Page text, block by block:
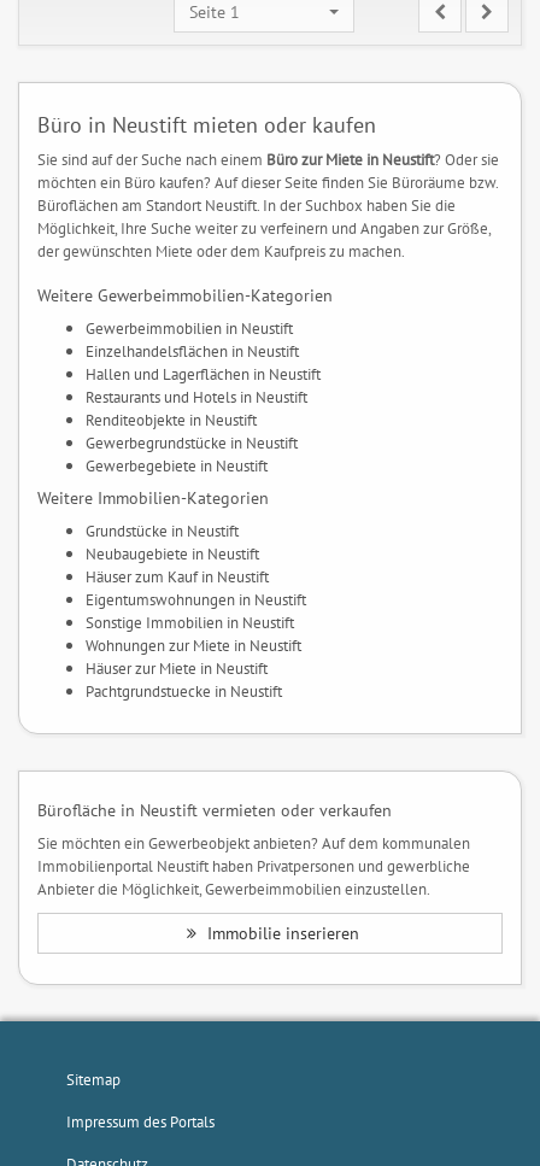
Seite 1
Büro in Neustift mieten oder kaufen
Sie sind auf der Suche nach einem Büro zur Miete in Neustift? Oder sie
möchten ein Büro kaufen? Auf dieser Seite finden Sie Büroräume bzw.
Büroflächen am Standort Neustift. In der Suchbox haben Sie die
Möglichkeit, Ihre Suche weiter zu verfeinern und Angaben zur Größe,
der gewünschten Miete oder dem Kaufpreis zu machen.
Weitere Gewerbeimmobilien-Kategorien
Gewerbeimmobilien in Neustift
Einzelhandelsflächen in Neustift
Hallen und Lagerflächen in Neustift
Restaurants und Hotels in Neustift
Renditeobjekte in Neustift
Gewerbegrundstücke in Neustift
Gewerbegebiete in Neustift
Weitere Immobilien-Kategorien
Grundstücke in Neustift
Neubaugebiete in Neustift
Häuser zum Kauf in Neustift
Eigentumswohnungen in Neustift
Sonstige Immobilien in Neustift
Wohnungen zur Miete in Neustift
Häuser zur Miete in Neustift
Pachtgrundstuecke in Neustift
Bürofläche in Neustift vermieten oder verkaufen
Sie möchten ein Gewerbeobjekt anbieten? Auf dem kommunalen
Immobilienportal Neustift haben Privatpersonen und gewerbliche
Anbieter die Möglichkeit, Gewerbeimmobilien einzustellen.
Immobilie inserieren
Sitemap
Impressum des Portals